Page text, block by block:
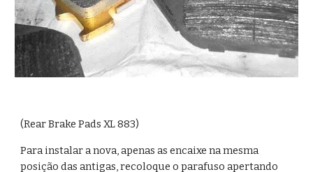
(Rear Brake Pads XL 883)
Para instalar a nova, apenas as encaixe na mesma
posição das antigas, recoloque o parafuso apertando